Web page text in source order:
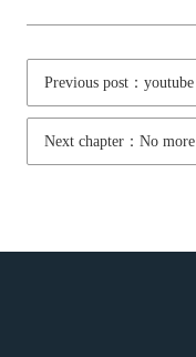
Previous post：youtube
Next chapter：No more